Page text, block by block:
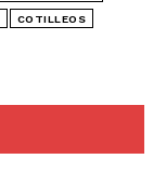
COTILLEOS